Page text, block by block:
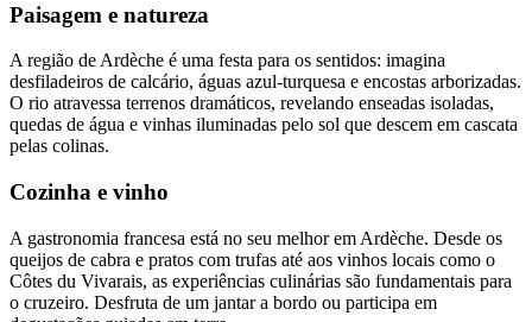
Paisagem e natureza
A região de Ardèche é uma festa para os sentidos: imagina
desfiladeiros de calcário, águas azul-turquesa e encostas arborizadas.
O rio atravessa terrenos dramáticos, revelando enseadas isoladas,
quedas de água e vinhas iluminadas pelo sol que descem em cascata
pelas colinas.
Cozinha e vinho
A gastronomia francesa está no seu melhor em Ardèche. Desde os
queijos de cabra e pratos com trufas até aos vinhos locais como o
Côtes du Vivarais, as experiências culinárias são fundamentais para
o cruzeiro. Desfruta de um jantar a bordo ou participa em